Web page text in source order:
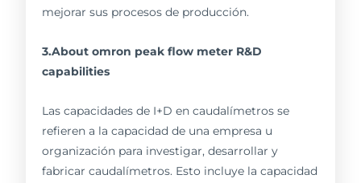
mejorar sus procesos de producción.
3.About omron peak flow meter R&D
capabilities
Las capacidades de I+D en caudalímetros se
refieren a la capacidad de una empresa u
organización para investigar, desarrollar y
fabricar caudalímetros. Esto incluye la capacidad